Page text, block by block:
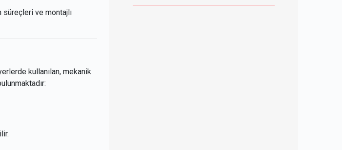
süreçleri ve montajlı
kullanılan, mekanik